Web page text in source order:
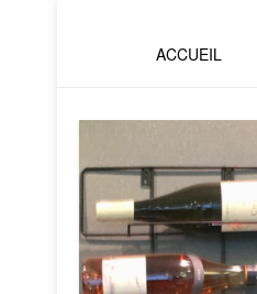
ACCUEIL